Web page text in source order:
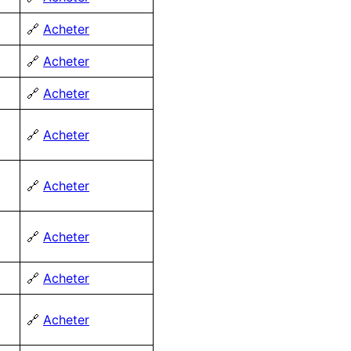
🔗 Acheter
🔗 Acheter
🔗 Acheter
🔗 Acheter
🔗 Acheter
🔗 Acheter
🔗 Acheter
🔗 Acheter